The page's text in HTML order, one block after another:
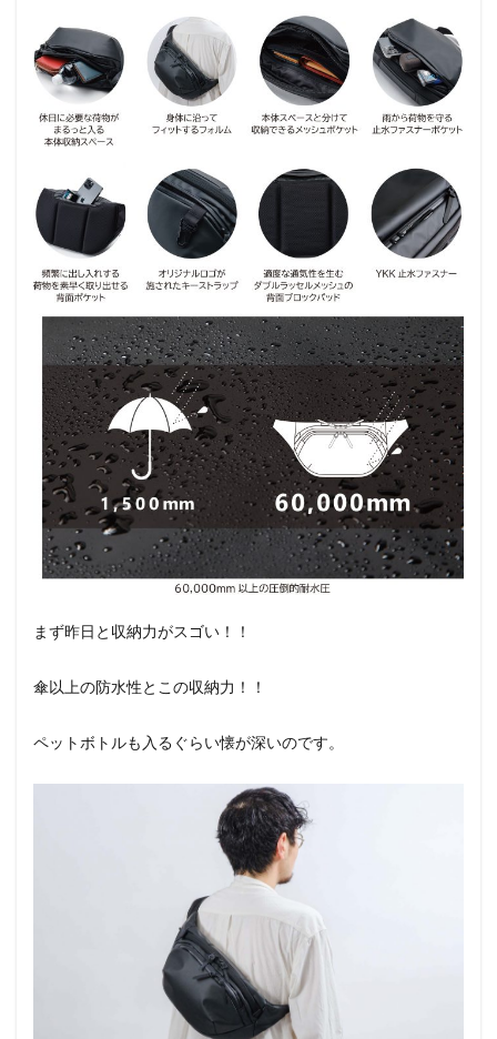
まず昨日と収納力がスゴい！！
傘以上の防水性とこの収納力！！
ペットボトルも入るぐらい懐が深いのです。